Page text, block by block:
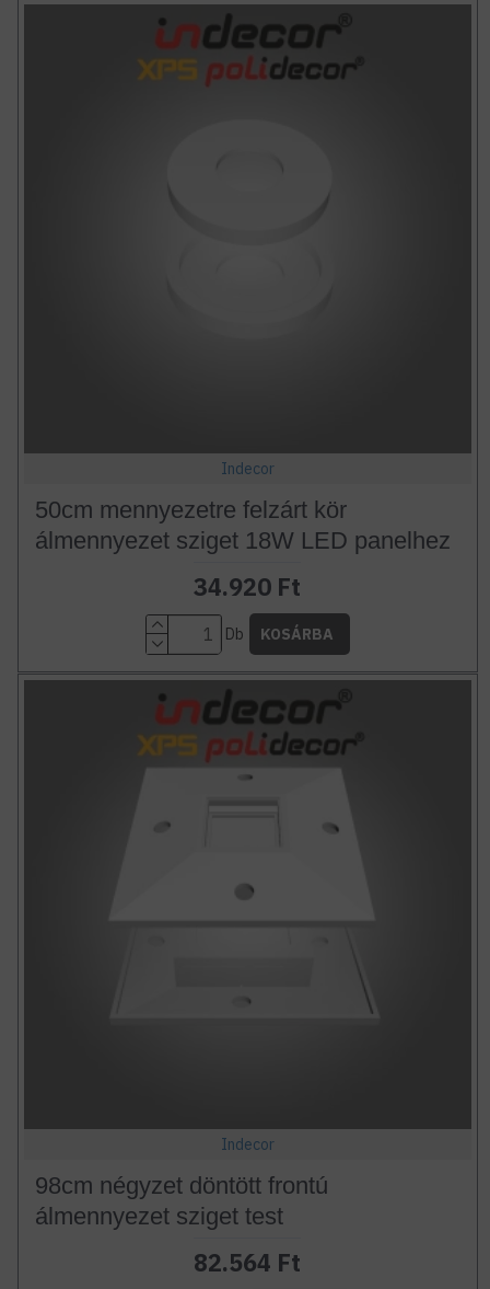
Indecor
50cm mennyezetre felzárt kör
álmennyezet sziget 18W LED panelhez
34.920 Ft
Db KOSÁRBA
Indecor
98cm négyzet döntött frontú
álmennyezet sziget test
82.564 Ft